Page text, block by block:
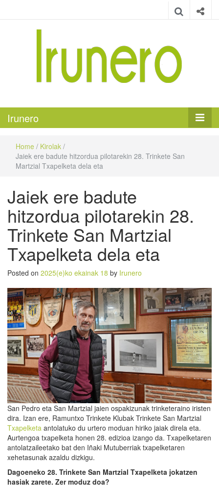
Irunero
Home / Kirolak /
Jaiek ere badute hitzordua pilotarekin 28. Trinkete San
Martzial Txapelketa dela eta
Jaiek ere badute
hitzordua pilotarekin 28.
Trinkete San Martzial
Txapelketa dela eta
Posted on 2025(e)ko ekainak 18 by Irunero
San Pedro eta San Martzial jaien ospakizunak trinketeraino iristen
dira. Izan ere, Ramuntxo Trinkete Klubak Trinkete San Martzial
Txapelketa antolatuko du urtero moduan hiriko jaiak direla eta.
Aurtengoa txapelketa honen 28. edizioa izango da. Txapelketaren
antolatzaileetako bat den Iñaki Mutuberriak txapelketaren
xehetasunak azaldu dizkigu.
Dagoeneko 28. Trinkete San Martzial Txapelketa jokatzen
hasiak zarete. Zer moduz doa?